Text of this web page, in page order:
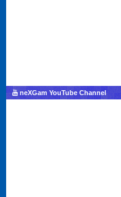
neXGam YouTube Channel